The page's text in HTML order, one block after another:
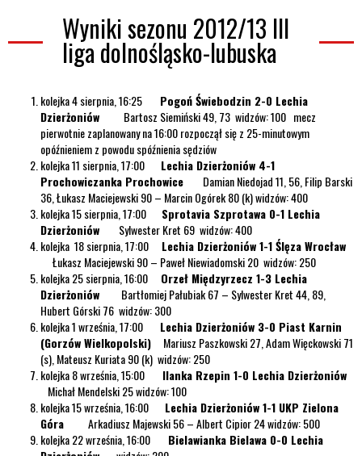
Wyniki sezonu 2012/13 III
liga dolnośląsko-lubuska
kolejka 4 sierpnia, 16:25
Pogoń Świebodzin 2-0 Lechia
Dzierżoniów Bartosz Siemiński 49, 73 widzów: 100 mecz
pierwotnie zaplanowany na 16:00 rozpoczął się z 25-minutowym
opóźnieniem z powodu spóźnienia sędziów
kolejka 11 sierpnia, 17:00
Lechia Dzierżoniów 4-1
Prochowiczanka Prochowice Damian Niedojad 11, 56, Filip Barski
36, Łukasz Maciejewski 90 – Marcin Ogórek 80 (k) widzów: 400
kolejka 15 sierpnia, 17:00
Sprotavia Szprotawa 0-1 Lechia
Dzierżoniów Sylwester Kret 69 widzów: 400
kolejka 18 sierpnia, 17:00
Lechia Dzierżoniów 1-1 Ślęza Wrocław
Łukasz Maciejewski 90 – Paweł Niewiadomski 20 widzów: 250
kolejka 25 sierpnia, 16:00
Orzeł Międzyrzecz 1-3 Lechia
Dzierżoniów Bartłomiej Pałubiak 67 – Sylwester Kret 44, 89,
Hubert Górski 76 widzów: 300
kolejka 1 września, 17:00
Lechia Dzierżoniów 3-0 Piast Karnin
(Gorzów Wielkopolski) Mariusz Paszkowski 27, Adam Więckowski 71
(s), Mateusz Kuriata 90 (k) widzów: 250
kolejka 8 września, 15:00
Ilanka Rzepin 1-0 Lechia Dzierżoniów
Michał Mendelski 25 widzów: 100
kolejka 15 września, 16:00
Lechia Dzierżoniów 1-1 UKP Zielona
Góra Arkadiusz Majewski 56 – Albert Cipior 24 widzów: 500
kolejka 22 września, 16:00
Bielawianka Bielawa 0-0 Lechia